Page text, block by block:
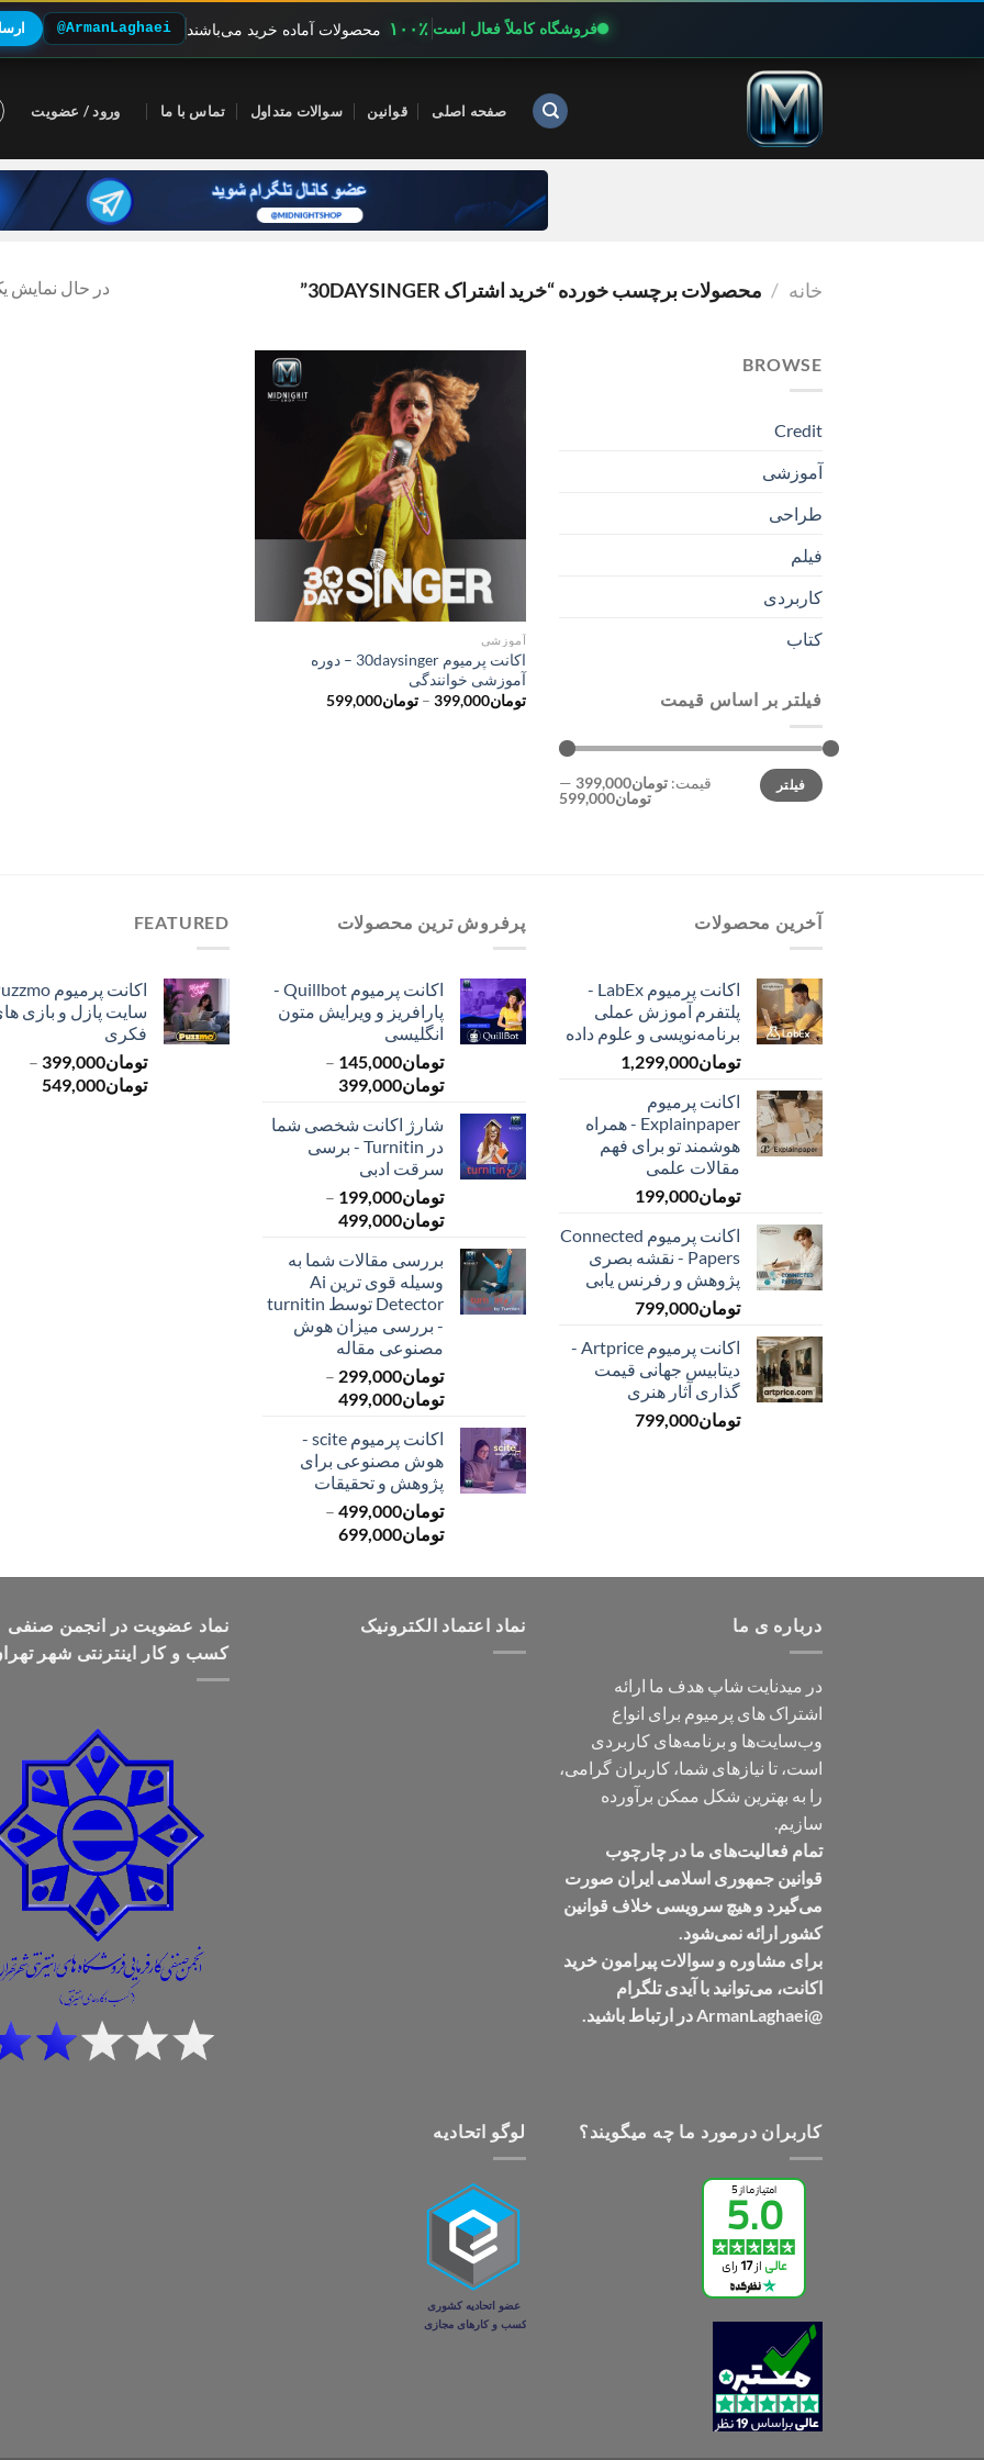
فروشگاه کاملاً فعال است ۱۰۰٪ محصولات آماده خرید می‌باشند @ArmanLaghaei
صفحه اصلی قوانین سوالات متداول تماس با ما ورود / عضویت
خانه / محصولات برچسب خورده “خرید اشتراک 30DAYSINGER” در حال نمایش
BROWSE
Credit
آموزشی
طراحی
فیلم
کاربردی
کتاب
فیلتر بر اساس قیمت
حداقل
قیمت
حداکثر
قیمت
فیلتر قیمت: تومان399,000
—
تومان599,000
آموزشی
اکانت پرمیوم 30daysinger – دوره
آموزشی خوانندگی
تومان399,000
– تومان599,000محدوده
آخرین محصولات
اکانت پرمیوم LabEx -
پلتفرم آموزش عملی
برنامه‌نویسی و علوم داده
تومان1,299,000
اکانت پرمیوم
Explainpaper - همراه
هوشمند تو برای فهم
مقالات علمی
تومان199,000
اکانت پرمیوم Connected
Papers - نقشه بصری
پژوهش و رفرنس یابی
تومان799,000
اکانت پرمیوم Artprice -
دیتابیس جهانی قیمت
‌گذاری آثار هنری
تومان799,000
پرفروش ترین محصولات
اکانت پرمیوم Quillbot -
پارافریز و ویرایش متون
انگلیسی
تومان145,000
–
تومان399,000
تومان145,000
تا
شارژ اکانت شخصی شما
در Turnitin - برسی
سرقت ادبی
تومان199,000
–
تومان499,000محدوده
تومان199,000
تا
تومان499,000
بررسی مقالات شما به
وسیله قوی ترین Ai
Detector توسط turnitin
- بررسی میزان هوش
مصنوعی مقاله
تومان299,000
–
تومان499,000محدوده
تا
تومان499,000
اکانت پرمیوم scite -
هوش مصنوعی برای
پژوهش و تحقیقات
تومان499,000
–
تومان699,000محدوده
تومان499,000
FEATURED
سایت پازل و بازی
فکری
تومان399,000
–
تومان549,000
درباره ی ما
در میدنایت شاپ هدف ما ارائه
اشتراک های پرمیوم برای انواع
وب‌سایت‌ها و برنامه‌های کاربردی
است، تا نیازهای شما، کاربران گرامی،
را به بهترین شکل ممکن برآورده
سازیم.
تمام فعالیت‌های ما در چارچوب
قوانین جمهوری اسلامی ایران صورت
می‌گیرد و هیچ سرویسی خلاف قوانین
کشور ارائه نمی‌شود.
برای مشاوره و سوالات پیرامون خرید
اکانت، می‌توانید با آیدی تلگرام
@ArmanLaghaei در ارتباط باشید.
نماد اعتماد الکترونیک
نماد عضویت در انجمن صنفی
کسب و کار اینترنتی شهر
کاربران درمورد ما چه میگویند؟ لوگو اتحادیه